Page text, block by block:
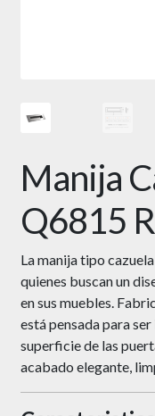
Manija
Q6815
La manija tipo
quienes buscan un
en sus muebles.
está pensada para
superficie de las
acabado elegante,